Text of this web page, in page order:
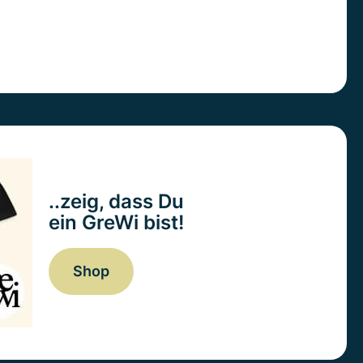
..zeig, dass Du
ein GreWi bist!
Shop